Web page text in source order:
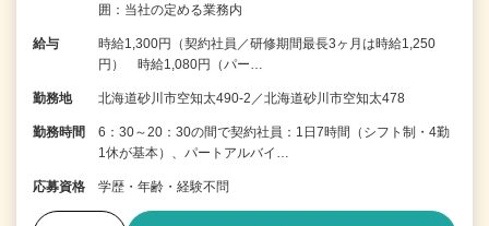
囲：当社の定める業務内
給与
時給1,300円（契約社員／研修期間最長3ヶ月は時給1,250
円） 時給1,080円（パー…
勤務地 北海道砂川市空知太490-2／北海道砂川市空知太478
勤務時間
6：30～20：30の間で契約社員：1日7時間（シフト制・4勤
1休が基本）、パートアルバイ…
応募資格 学歴・年齢・経験不問